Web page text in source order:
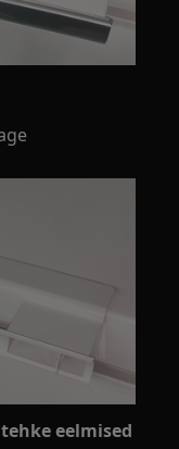
eelmised